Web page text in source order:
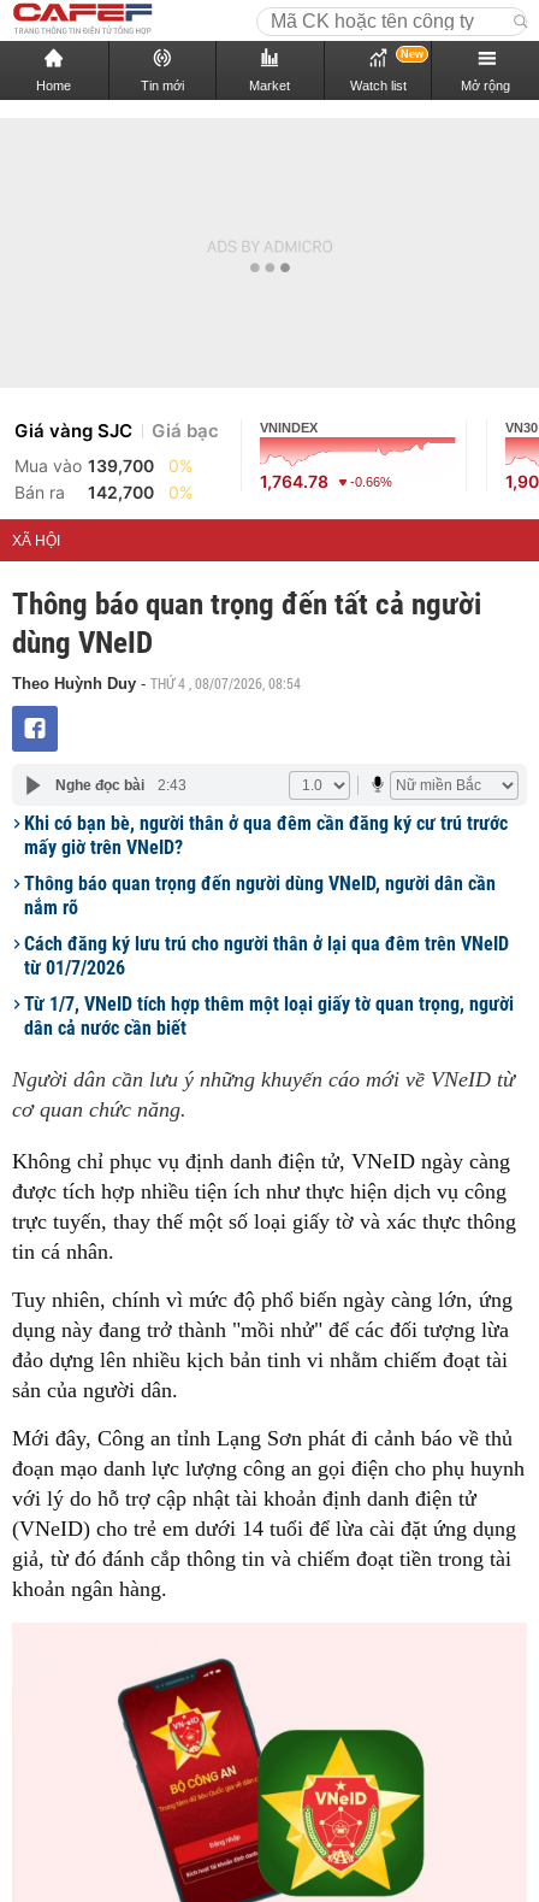
Home Tin mới Market Watch list
New
Mở rộng
Giá vàng SJC Giá bạc
Mua vào 139,700
0%
Bán ra
142,700 0%
VNINDEX
1,764.78 -0.66%
VN30
XÃ HỘI
Thông báo quan trọng đến tất cả người
dùng VNeID
Theo Huỳnh Duy - THỨ 4 , 08/07/2026, 08:54
Nghe đọc bài 2:43
Khi có bạn bè, người thân ở qua đêm cần đăng ký cư trú trước
mấy giờ trên VNeID?
Thông báo quan trọng đến người dùng VNeID, người dân cần
nắm rõ
Cách đăng ký lưu trú cho người thân ở lại qua đêm trên VNeID
từ 01/7/2026
Từ 1/7, VNeID tích hợp thêm một loại giấy tờ quan trọng, người
dân cả nước cần biết
Người dân cần lưu ý những khuyến cáo mới về VNeID từ
cơ quan chức năng.
Không chỉ phục vụ định danh điện tử, VNeID ngày càng
được tích hợp nhiều tiện ích như thực hiện dịch vụ công
trực tuyến, thay thế một số loại giấy tờ và xác thực thông
tin cá nhân.
Tuy nhiên, chính vì mức độ phổ biến ngày càng lớn, ứng
dụng này đang trở thành "mồi nhử" để các đối tượng lừa
đảo dựng lên nhiều kịch bản tinh vi nhằm chiếm đoạt tài
sản của người dân.
Mới đây, Công an tỉnh Lạng Sơn phát đi cảnh báo về thủ
đoạn mạo danh lực lượng công an gọi điện cho phụ huynh
với lý do hỗ trợ cập nhật tài khoản định danh điện tử
(VNeID) cho trẻ em dưới 14 tuổi để lừa cài đặt ứng dụng
giả, từ đó đánh cắp thông tin và chiếm đoạt tiền trong tài
khoản ngân hàng.